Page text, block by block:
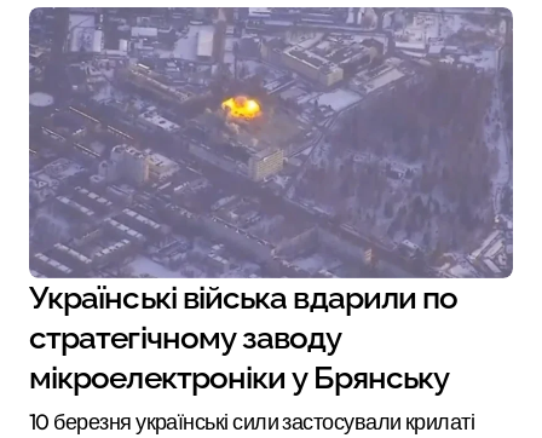
Українські війська вдарили по
стратегічному заводу
мікроелектроніки у Брянську
10 березня українські сили застосували крилаті